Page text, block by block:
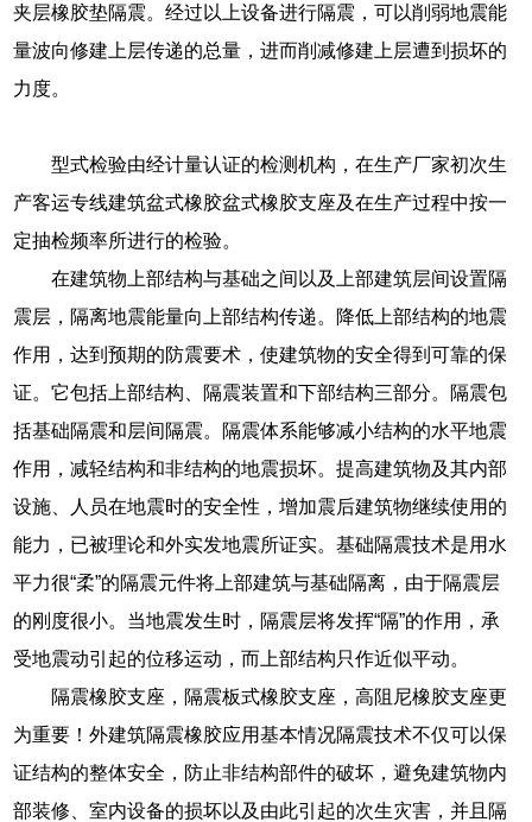
夹层橡胶垫隔震。经过以上设备进行隔震，可以削弱地震能
量波向修建上层传递的总量，进而削减修建上层遭到损坏的
力度。
型式检验由经计量认证的检测机构，在生产厂家初次生
产客运专线建筑盆式橡胶盆式橡胶支座及在生产过程中按一
定抽检频率所进行的检验。
在建筑物上部结构与基础之间以及上部建筑层间设置隔
震层，隔离地震能量向上部结构传递。降低上部结构的地震
作用，达到预期的防震要术，使建筑物的安全得到可靠的保
证。它包括上部结构、隔震装置和下部结构三部分。隔震包
括基础隔震和层间隔震。隔震体系能够减小结构的水平地震
作用，减轻结构和非结构的地震损坏。提高建筑物及其内部
设施、人员在地震时的安全性，增加震后建筑物继续使用的
能力，已被理论和外实发地震所证实。基础隔震技术是用水
平力很“柔”的隔震元件将上部建筑与基础隔离，由于隔震层
的刚度很小。当地震发生时，隔震层将发挥“隔”的作用，承
受地震动引起的位移运动，而上部结构只作近似平动。
隔震橡胶支座，隔震板式橡胶支座，高阻尼橡胶支座更
为重要！外建筑隔震橡胶应用基本情况隔震技术不仅可以保
证结构的整体安全，防止非结构部件的破坏，避免建筑物内
部装修、室内设备的损坏以及由此引起的次生灾害，并且隔